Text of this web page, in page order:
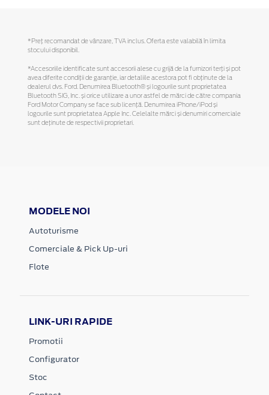
*Preţ recomandat de vânzare, TVA inclus. Oferta este valabilă în limita
stocului disponibil.
*Accesoriile identificate sunt accesorii alese cu grijă de la furnizori terți și pot
avea diferite condiții de garanție, iar detaliile acestora pot fi obținute de la
dealerul dvs. Ford. Denumirea Bluetooth® și logourile sunt proprietatea
Bluetooth SIG, Inc. și orice utilizare a unor astfel de mărci de către compania
Ford Motor Company se face sub licență. Denumirea iPhone/iPod și
logourile sunt proprietatea Apple Inc. Celelalte mărci și denumiri comerciale
sunt deținute de respectivii proprietari.
MODELE NOI
Autoturisme
Comerciale & Pick Up-uri
Flote
LINK-URI RAPIDE
Promotii
Configurator
Stoc